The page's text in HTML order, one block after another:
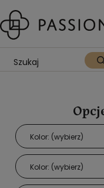
Kolor: (wybierz)
Kolor: (wybierz)